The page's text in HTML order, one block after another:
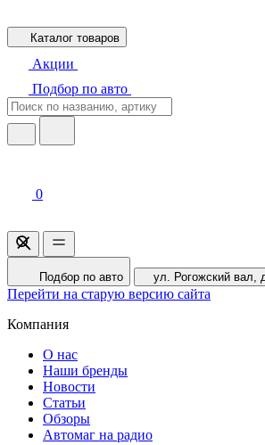
Каталог товаров
Акции
Подбор по авто
0
Подбор по авто ул. Рогожский вал,
Перейти на старую версию сайта
Компания
О нас
Наши бренды
Новости
Статьи
Обзоры
Автомаг на радио